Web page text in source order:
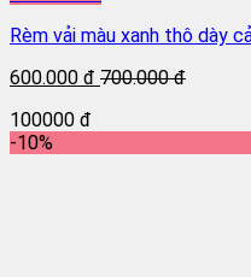
Rèm vải màu xanh thô dày
600.000 đ 700.000 đ
100000 đ
-10%